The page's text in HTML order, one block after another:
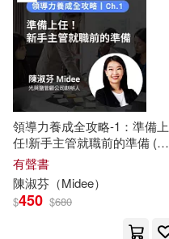
領導力養成全攻略-1：準備上
任!新手主管就職前的準備 (有
聲書)
有聲書
陳淑芬 （Midee）
$450 $680